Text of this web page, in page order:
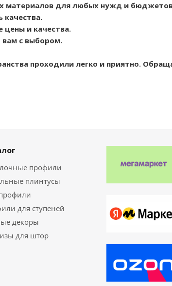
материалов для любых нужд и
качества.
и качества.
вам с выбором.
проходили легко и приятно.
профили
плинтусы
для ступеней
декоры
для штор